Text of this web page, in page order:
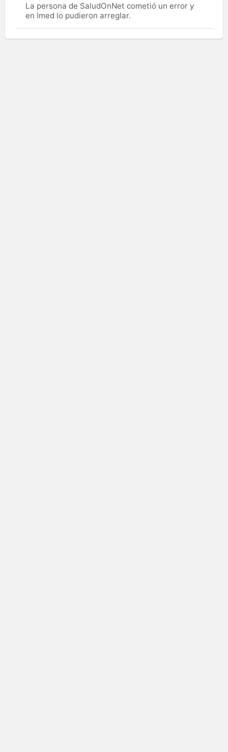
La persona de SaludOnNet cometió un error y
en Imed lo pudieron arreglar.